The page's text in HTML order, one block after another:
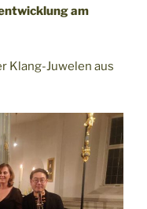
am
Klang-Juwelen aus